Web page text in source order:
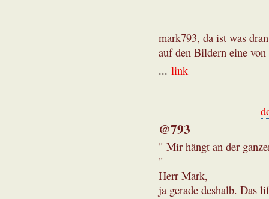
mark793, da ist was
auf den Bildern eine
... link
@793
" Mir hängt an der
"
Herr Mark,
ja gerade deshalb. Das